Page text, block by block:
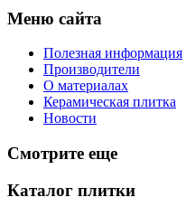
Меню сайта
Полезная информация
Производители
О материалах
Керамическая плитка
Новости
Смотрите еще
Каталог плитки